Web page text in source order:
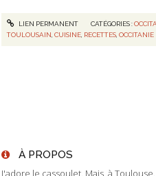
LIEN PERMANENT CATÉGORIES :
TOULOUSAIN ,CUISINE RECETTES ,OCCITANIE
À PROPOS
J'adore le cassoulet. Mais, à